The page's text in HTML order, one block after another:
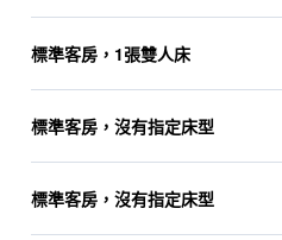
標準客房，1張雙人床
標準客房，沒有指定床型
標準客房，沒有指定床型